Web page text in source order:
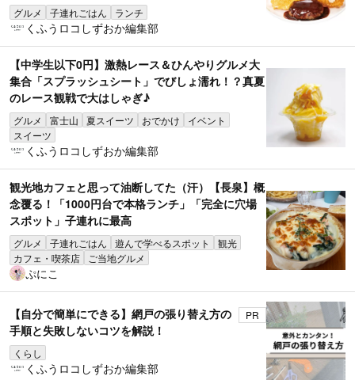
グルメ 子連れごはん ランチ
くふうロコしずおか編集部
【中学生以下0円】激熱レース＆ひんやりグルメ大
集合「スプラッシュシート」でびしょ濡れ！？真夏
のレース観戦で大はしゃぎ♪
グルメ 富士山 夏スイーツ おでかけ
イベント
スイーツ
くふうロコしずおか編集部
観光地カフェと思って油断してた（汗）【長泉】概
念覆る！「1000円台で本格ランチ」「完全に穴場
スポット」子連れに最高
グルメ 子連れごはん 遊んで学べるスポット
観光
カフェ・喫茶店
ご当地グルメ
ぷにこ
【自分で簡単にできる】網戸の張り替え方の
手順と失敗しないコツを解説！
くらし
PR
くふうロコしずおか編集部